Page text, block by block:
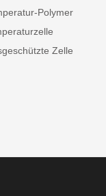
Polymer
Zelle